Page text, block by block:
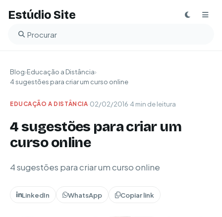
Estúdio Site
Buscar no blog
Blog›Educação a Distância›
4 sugestões para criar um curso online
EDUCAÇÃO A DISTÂNCIA·02/02/2016·4 min de leitura
4 sugestões para criar um
curso online
4 sugestões para criar um curso online
LinkedIn WhatsApp Copiar link